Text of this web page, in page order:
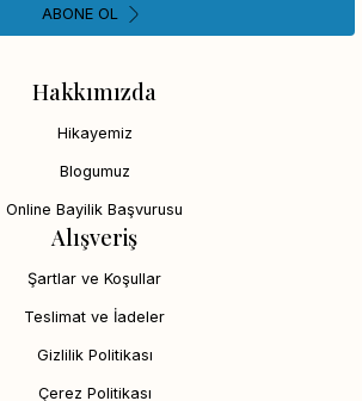
Hakkımızda
Hikayemiz
Blogumuz
Online Bayilik Başvurusu
Alışveriş
Şartlar ve Koşullar
Teslimat ve İadeler
Gizlilik Politikası
Çerez Politikası
ABONE OL